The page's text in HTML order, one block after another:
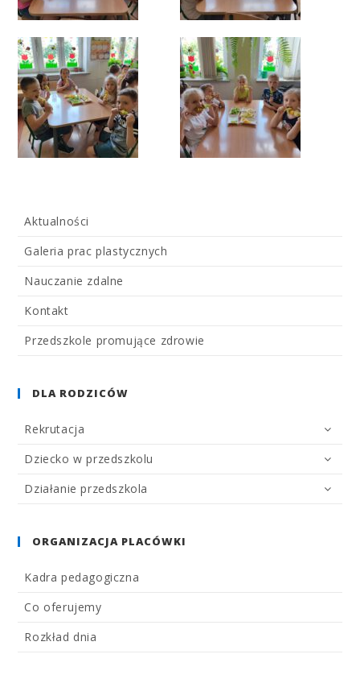
Aktualności
Galeria prac plastycznych
Nauczanie zdalne
Kontakt
Przedszkole promujące zdrowie
DLA RODZICÓW
Rekrutacja
Dziecko w przedszkolu
Działanie przedszkola
ORGANIZACJA PLACÓWKI
Kadra pedagogiczna
Co oferujemy
Rozkład dnia